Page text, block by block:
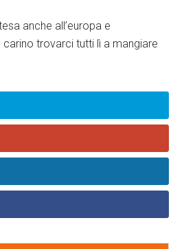
anche all’europa e
trovarci tutti lì a mangiare